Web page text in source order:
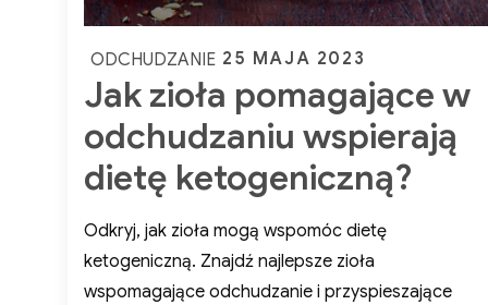
ODCHUDZANIE Posted
on
25 MAJA 2023
Jak zioła pomagające w
odchudzaniu wspierają
dietę ketogeniczną?
Odkryj, jak zioła mogą wspomóc dietę
ketogeniczną. Znajdź najlepsze zioła
wspomagające odchudzanie i przyspieszające